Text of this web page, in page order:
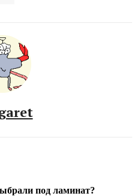
под ламинат?